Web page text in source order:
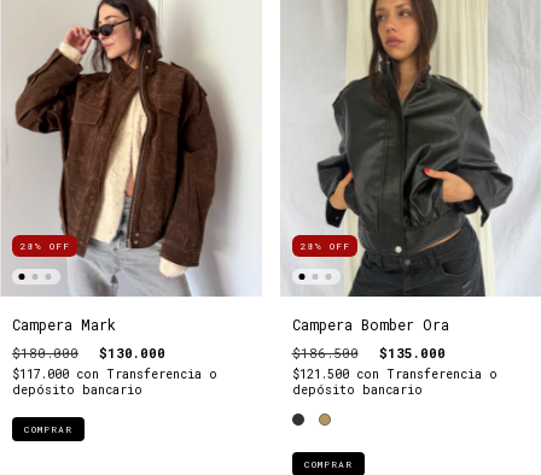
28 % OFF
Campera Mark
$180.000 $130.000
$117.000 con Transferencia o
depósito bancario
COMPRAR
28 % OFF
Campera Bomber Ora
$186.500 $135.000
$121.500 con Transferencia o
depósito bancario
COMPRAR